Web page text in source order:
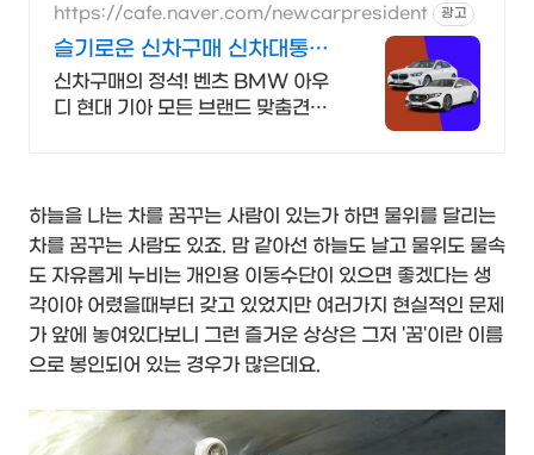
고 선점하세요.
https://cafe.naver.com/newcarpresident 광고
슬기로운 신차구매 신차대통령
장기렌트 리스 저렴한 견적
신차구매의 정석! 벤츠 BMW 아우
디 현대 기아 모든 브랜드 맞춤견적
하늘을 나는 차를 꿈꾸는 사람이 있는가 하면 물위를 달리는
차를 꿈꾸는 사람도 있죠. 맘 같아선 하늘도 날고 물위도 물속
도 자유롭게 누비는 개인용 이동수단이 있으면 좋겠다는 생
각이야 어렸을때부터 갖고 있었지만 여러가지 현실적인 문제
가 앞에 놓여있다보니 그런 즐거운 상상은 그저 '꿈'이란 이름
으로 봉인되어 있는 경우가 많은데요.